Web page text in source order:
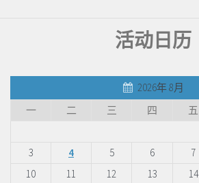
活动日历
2026年 8月
一
二 三 四 五
3
4 5 6 7
10
11 12 13 14